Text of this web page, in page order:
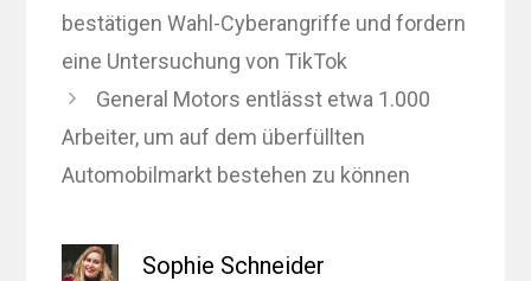
bestätigen Wahl-Cyberangriffe und fordern
eine Untersuchung von TikTok
General Motors entlässt etwa 1.000
Arbeiter, um auf dem überfüllten
Automobilmarkt bestehen zu können
Sophie Schneider